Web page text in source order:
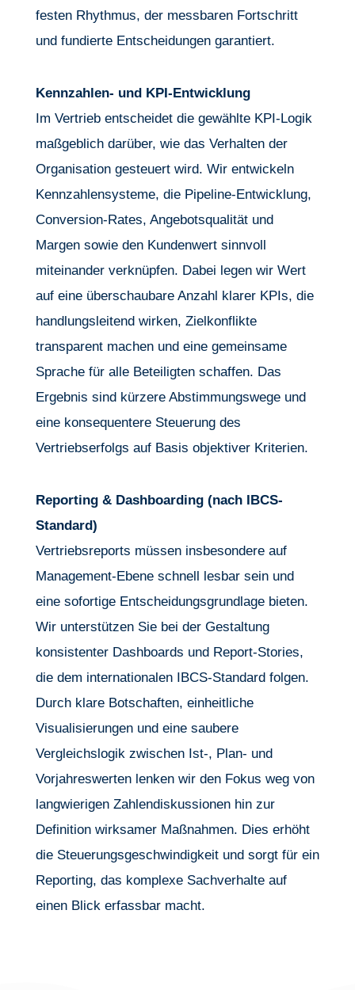
festen Rhythmus, der messbaren Fortschritt
und fundierte Entscheidungen garantiert.
Kennzahlen- und KPI-Entwicklung
Im Vertrieb entscheidet die gewählte KPI-Logik
maßgeblich darüber, wie das Verhalten der
Organisation gesteuert wird. Wir entwickeln
Kennzahlensysteme, die Pipeline-Entwicklung,
Conversion-Rates, Angebotsqualität und
Margen sowie den Kundenwert sinnvoll
miteinander verknüpfen. Dabei legen wir Wert
auf eine überschaubare Anzahl klarer KPIs, die
handlungsleitend wirken, Zielkonflikte
transparent machen und eine gemeinsame
Sprache für alle Beteiligten schaffen. Das
Ergebnis sind kürzere Abstimmungswege und
eine konsequentere Steuerung des
Vertriebserfolgs auf Basis objektiver Kriterien.
Reporting & Dashboarding (nach IBCS-
Standard)
Vertriebsreports müssen insbesondere auf
Management-Ebene schnell lesbar sein und
eine sofortige Entscheidungsgrundlage bieten.
Wir unterstützen Sie bei der Gestaltung
konsistenter Dashboards und Report-Stories,
die dem internationalen IBCS-Standard folgen.
Durch klare Botschaften, einheitliche
Visualisierungen und eine saubere
Vergleichslogik zwischen Ist-, Plan- und
Vorjahreswerten lenken wir den Fokus weg von
langwierigen Zahlendiskussionen hin zur
Definition wirksamer Maßnahmen. Dies erhöht
die Steuerungsgeschwindigkeit und sorgt für ein
Reporting, das komplexe Sachverhalte auf
einen Blick erfassbar macht.